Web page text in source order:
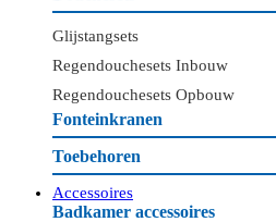
Glijstangsets
Regendouchesets Inbouw
Regendouchesets Opbouw
Fonteinkranen
Toebehoren
Accessoires
Badkamer accessoires